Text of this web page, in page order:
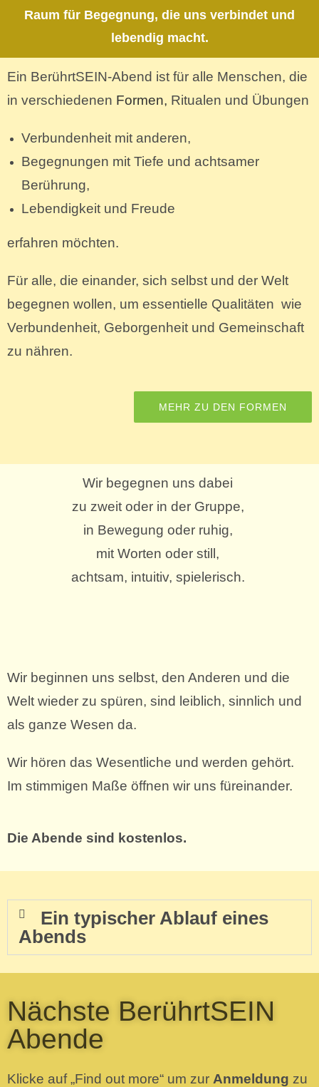
Raum für Begegnung, die uns verbindet und
lebendig macht.
Ein BerührtSEIN‑Abend ist für alle Menschen, die
in verschiedenen Formen, Ritualen und Übungen
Verbundenheit mit anderen,
Begegnungen mit Tiefe und achtsamer
Berührung,
Lebendigkeit und Freude
erfahren möchten.
Für alle, die einander, sich selbst und der Welt
begegnen wollen, um essentielle Qualitäten wie
Verbundenheit, Geborgenheit und Gemeinschaft
zu nähren.
MEHR ZU DEN FORMEN
Wir begegnen uns dabei
zu zweit oder in der Gruppe,
in Bewegung oder ruhig,
mit Worten oder still,
achtsam, intuitiv, spielerisch.
Wir beginnen uns selbst, den Anderen und die
Welt wieder zu spüren, sind leiblich, sinnlich und
als ganze Wesen da.
Wir hören das Wesentliche und werden gehört.
Im stimmigen Maße öffnen wir uns füreinander.
Die Abende sind kostenlos.
Ein typischer Ablauf eines
Abends
Nächste BerührtSEIN
Abende
Klicke auf „Find out more“ um zur Anmeldung zu